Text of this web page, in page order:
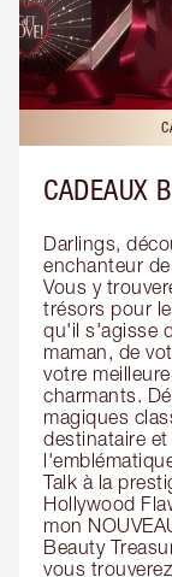
CADEAUX
Darlings,
enchanteur
Vous y
trésors pour
qu'il s'agisse
maman, de
votre
charmants.
magiques
destinataire
Talk à la
Hollywood
mon
Beauty
vous